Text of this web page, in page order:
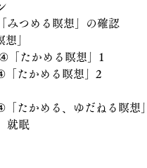
ン
みつめる瞑想」の確認
」
「たかめる瞑想」1
「たかめる瞑想」2
たかめる、ゆだねる瞑想」
就眠